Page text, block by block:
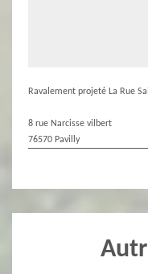
Ravalement projeté La Rue
8 rue Narcisse vilbert
76570 Pavilly